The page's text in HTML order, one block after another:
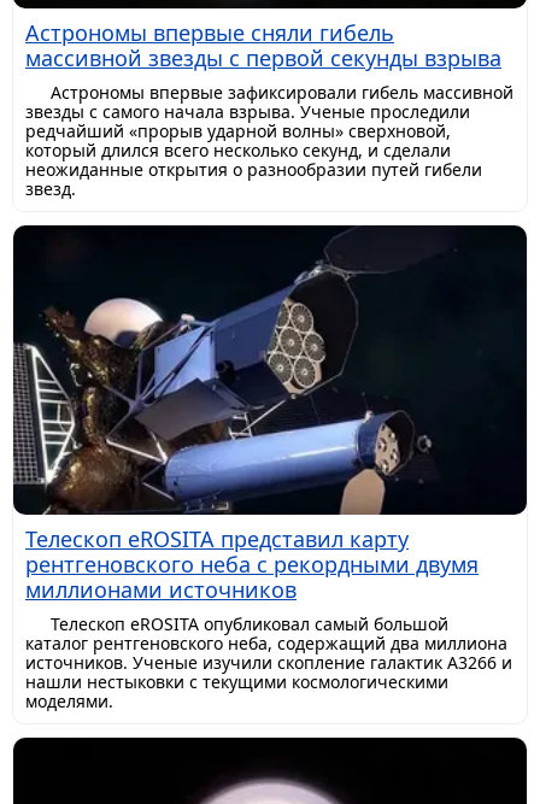
Астрономы впервые сняли гибель
массивной звезды с первой секунды взрыва
Астрономы впервые зафиксировали гибель массивной
звезды с самого начала взрыва. Ученые проследили
редчайший «прорыв ударной волны» сверхновой,
который длился всего несколько секунд, и сделали
неожиданные открытия о разнообразии путей гибели
звезд.
Телескоп eROSITA представил карту
рентгеновского неба с рекордными двумя
миллионами источников
Телескоп eROSITA опубликовал самый большой
каталог рентгеновского неба, содержащий два миллиона
источников. Ученые изучили скопление галактик A3266 и
нашли нестыковки с текущими космологическими
моделями.